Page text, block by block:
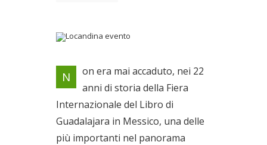
Locandina evento
N
on era mai accaduto, nei 22
anni di storia della Fiera
Internazionale del Libro di
Guadalajara in Messico, una delle
più importanti nel panorama